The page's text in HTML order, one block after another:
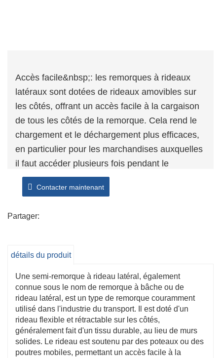
Accès facile&nbsp;: les remorques à rideaux
latéraux sont dotées de rideaux amovibles sur
les côtés, offrant un accès facile à la cargaison
de tous les côtés de la remorque. Cela rend le
chargement et le déchargement plus efficaces,
en particulier pour les marchandises auxquelles
il faut accéder plusieurs fois pendant le
transport.
Polyvalence&nbsp;: les remorques à rideaux
accueillir un large éventail de types de
palettisées, des matériaux de construction, des
de sécuriser différents types de charges.
Protection contre les intempéries : Les rideaux
des remorques à rideaux latéraux offrent une
protection contre les éléments, tels que la pluie,
le vent et la neige. Cela permet de protéger la
cargaison des conditions météorologiques
Contacter maintenant
Partager:
détails du produit
Une semi-remorque à rideau latéral, également
connue sous le nom de remorque à bâche ou de
rideau latéral, est un type de remorque couramment
utilisé dans l'industrie du transport. Il est doté d'un
rideau flexible et rétractable sur les côtés,
généralement fait d'un tissu durable, au lieu de murs
solides. Le rideau est soutenu par des poteaux ou des
poutres mobiles, permettant un accès facile à la